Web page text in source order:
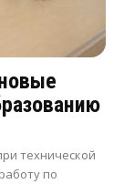
технической
по